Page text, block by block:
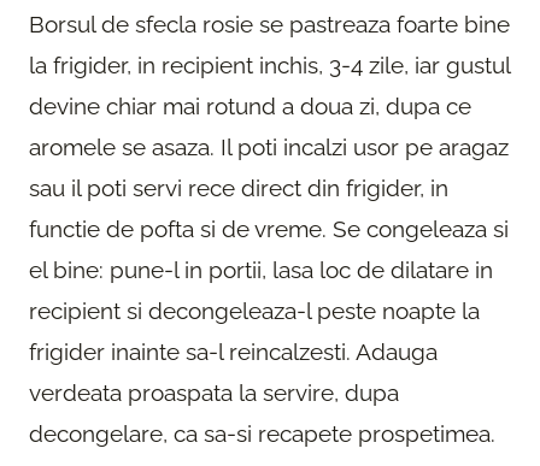
Borsul de sfecla rosie se pastreaza foarte bine
la frigider, in recipient inchis, 3-4 zile, iar gustul
devine chiar mai rotund a doua zi, dupa ce
aromele se asaza. Il poti incalzi usor pe aragaz
sau il poti servi rece direct din frigider, in
functie de pofta si de vreme. Se congeleaza si
el bine: pune-l in portii, lasa loc de dilatare in
recipient si decongeleaza-l peste noapte la
frigider inainte sa-l reincalzesti. Adauga
verdeata proaspata la servire, dupa
decongelare, ca sa-si recapete prospetimea.